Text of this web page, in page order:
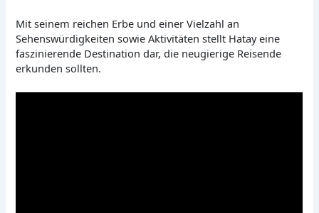
Mit seinem reichen Erbe und einer Vielzahl an
Sehenswürdigkeiten sowie Aktivitäten stellt Hatay eine
faszinierende Destination dar, die neugierige Reisende
erkunden sollten.